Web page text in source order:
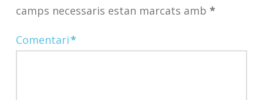
camps necessaris estan marcats amb *
Comentari*